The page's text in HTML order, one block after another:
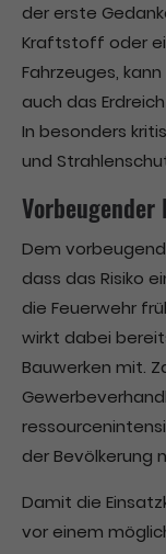
der erste
Kraftstoff oder
Fahrzeuges,
auch das
In besonders
und
Dem
dass das Risiko
die Feuerwehr
wirkt dabei
Bauwerken mit.
der Bevölkerung
Damit die
vor einem